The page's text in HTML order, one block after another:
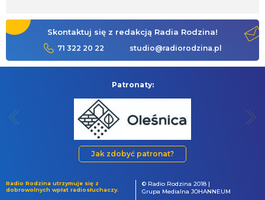
Skontaktuj się z redakcją Radia Rodzina!
71 322 20 22 studio@radiorodzina.pl
Patronaty:
Jak zdobyć patronat?
Radio Rodzina utrzymuje się z
dobrowolnych wpłat radiosłuchaczy.
© Radio Rodzina 2018 |
Grupa Medialna JOHANNEUM